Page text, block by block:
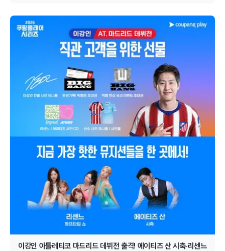
이강인 아틀레티코 마드리드 데뷔전 출격! 에이티즈 산 시축·리센느